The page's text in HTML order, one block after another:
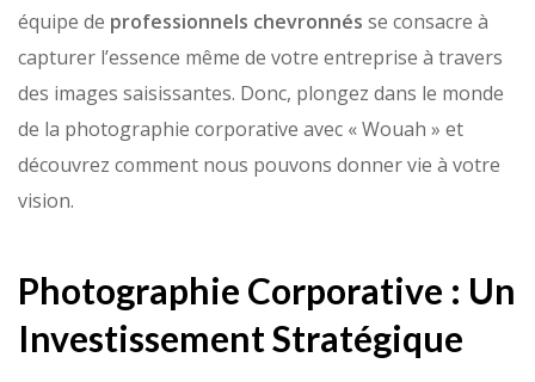
équipe de professionnels chevronnés se consacre à
capturer l’essence même de votre entreprise à travers
des images saisissantes. Donc, plongez dans le monde
de la photographie corporative avec « Wouah » et
découvrez comment nous pouvons donner vie à votre
vision.
Photographie Corporative : Un
Investissement Stratégique